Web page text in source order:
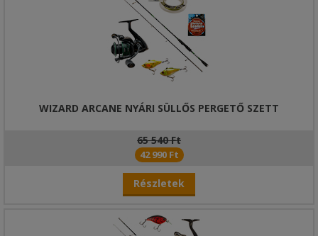
WIZARD ARCANE NYÁRI SÜLLŐS PERGETŐ SZETT
65 540 Ft
42 990 Ft
Részletek